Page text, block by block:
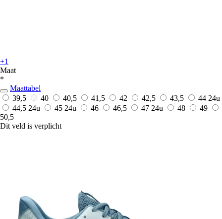
+1
Maat
*
Maattabel
39,5
40 40,5 41,5 42 42,5 43,5 44 24u
44,5 24u 45 24u 46 46,5 47 24u 48
49
50,5
Dit veld is verplicht